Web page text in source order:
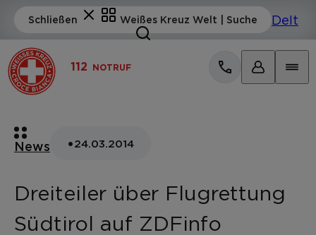
112 NOTRUF
News •24.03.2014
Dreiteiler über Flugrettung
Südtirol auf ZDFinfo